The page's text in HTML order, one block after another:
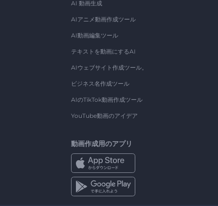
AI 動画生成
AIアニメ動画作成ツール
AI動画編集ツール
テキストを動画にするAI
AIウェブサイト作成ツール。
ビジネス名作成ツール
AIのTikTok動画作成ツール
YouTube動画のアイデア
動画作成用のアプリ